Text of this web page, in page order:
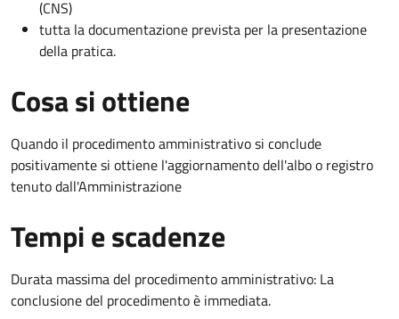
(CNS)
tutta la documentazione prevista per la presentazione
della pratica.
Cosa si ottiene
Quando il procedimento amministrativo si conclude
positivamente si ottiene l'aggiornamento dell'albo o registro
tenuto dall'Amministrazione
Tempi e scadenze
Durata massima del procedimento amministrativo: La
conclusione del procedimento è immediata.